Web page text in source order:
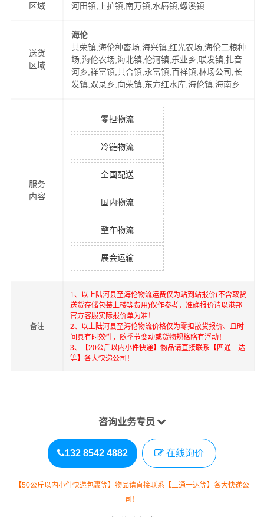
区域
河田镇,上护镇,南万镇,水唇镇,螺溪镇
送货
区域
海伦
共荣镇,海伦种畜场,海兴镇,红光农场,海伦二粮种
场,海伦农场,海北镇,伦河镇,乐业乡,联发镇,扎音
河乡,祥富镇,共合镇,永富镇,百祥镇,林场公司,长
发镇,双录乡,向荣镇,东方红水库,海伦镇,海南乡
服务
内容
零担物流
冷链物流
全国配送
国内物流
整车物流
展会运输
备注
1、以上陆河县至海伦物流运费仅为站到站报价(不含取货
送货存储包装上楼等费用)仅作参考，准确报价请以港邦
官方客服实际报价单为准！
2、以上陆河县至海伦物流价格仅为零担散货报价、且时
间具有时效性，随季节变动或货物规格略有浮动！
3、【20公斤以内小件快递】物品请直接联系【四通一达
等】各大快递公司！
咨询业务专员
132 8542 4882 在线询价
【50公斤以内小件快递包裹等】物品请直接联系【三通一达等】各大快递公
司！